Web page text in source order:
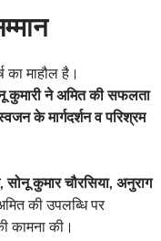
का माहौल है।
कुमारी ने अमित की सफलता
के मार्गदर्शन व परिश्रम
सोनू कुमार चौरसिया, अनुराग
की उपलब्धि पर
कामना की।